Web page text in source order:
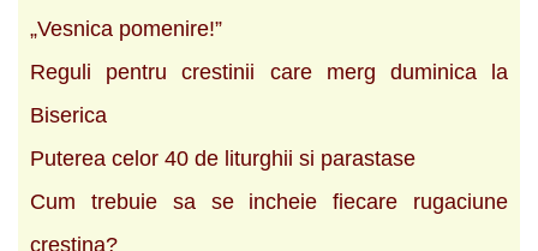
„Vesnica pomenire!”
Reguli pentru crestinii care merg duminica la
Biserica
Puterea celor 40 de liturghii si parastase
Cum trebuie sa se incheie fiecare rugaciune
crestina?